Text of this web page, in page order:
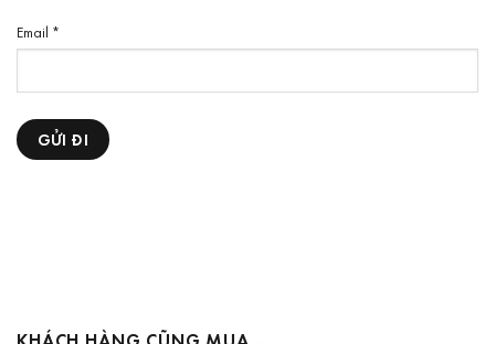
Email *